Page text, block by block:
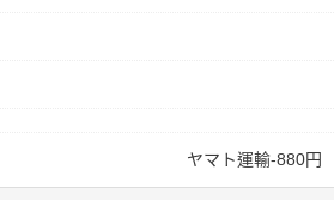
ヤマト運輸-880円